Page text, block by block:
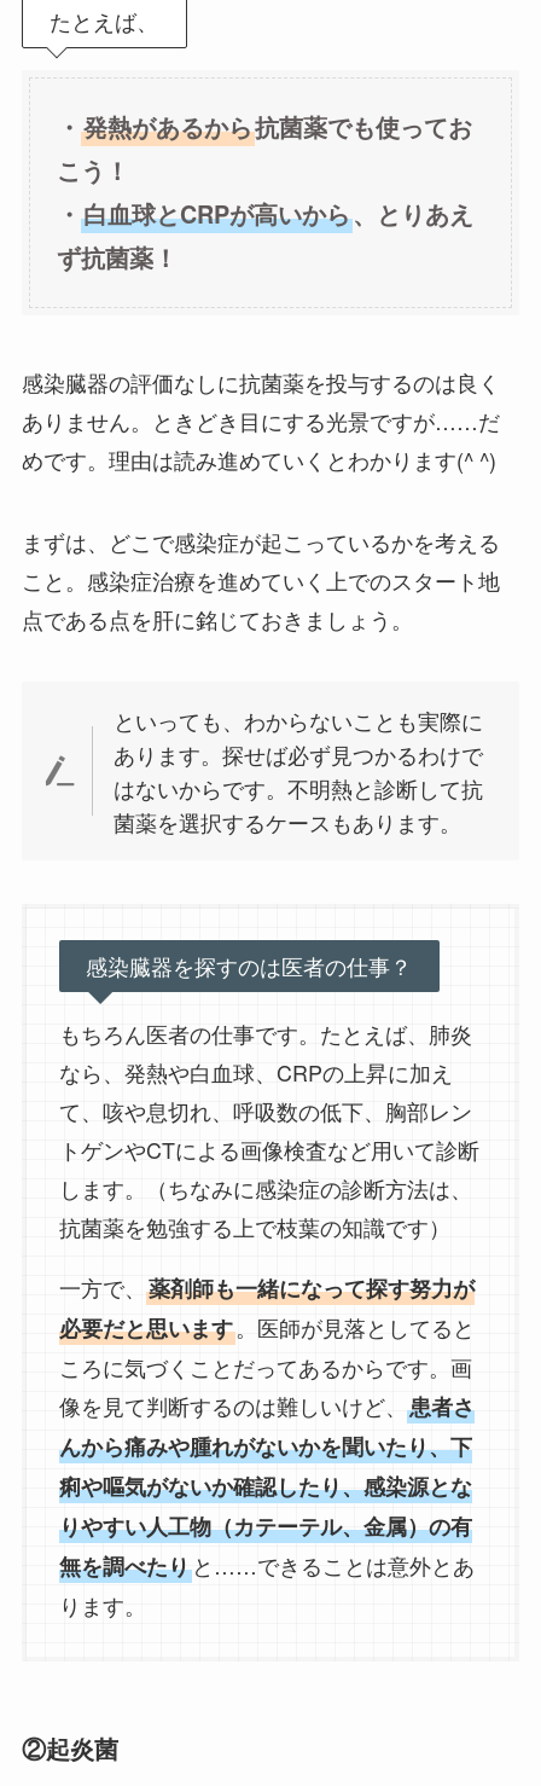
たとえば、
・発熱があるから抗菌薬でも使ってお
こう！
・白血球とCRPが高いから、とりあえ
ず抗菌薬！
感染臓器の評価なしに抗菌薬を投与するのは良く
ありません。ときどき目にする光景ですが……だ
めです。理由は読み進めていくとわかります(^ ^)
まずは、どこで感染症が起こっているかを考える
こと。感染症治療を進めていく上でのスタート地
点である点を肝に銘じておきましょう。
といっても、わからないことも実際に
あります。探せば必ず見つかるわけで
はないからです。不明熱と診断して抗
菌薬を選択するケースもあります。
感染臓器を探すのは医者の仕事？
もちろん医者の仕事です。たとえば、肺炎
なら、発熱や白血球、CRPの上昇に加え
て、咳や息切れ、呼吸数の低下、胸部レン
トゲンやCTによる画像検査など用いて診断
します。（ちなみに感染症の診断方法は、
抗菌薬を勉強する上で枝葉の知識です）
一方で、 薬剤師も一緒になって探す努力が
必要だと思います。医師が見落としてると
ころに気づくことだってあるからです。画
像を見て判断するのは難しいけど、 患者さ
んから痛みや腫れがないかを聞いたり、下
痢や嘔気がないか確認したり、感染源とな
りやすい人工物（カテーテル、金属）の有
無を調べたりと……できることは意外とあ
ります。
②起炎菌